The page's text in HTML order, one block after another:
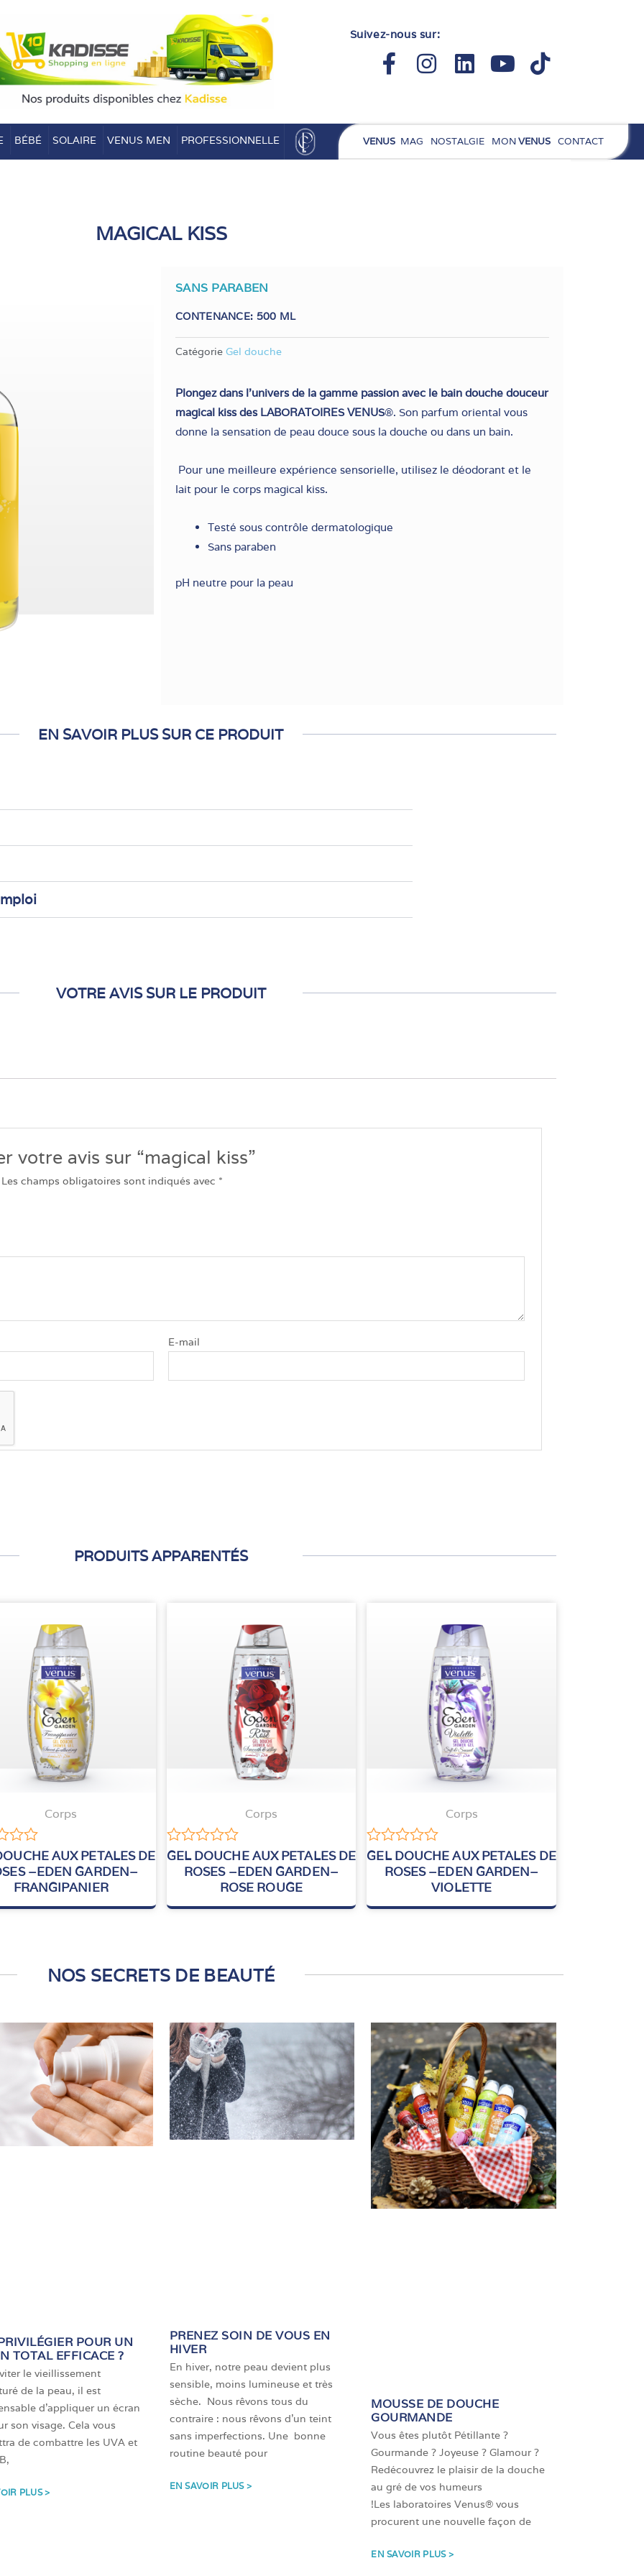
Suivez-nous sur:
Facebook-
f
Instagram
Linkedin
Youtube
Tiktok
BÉBÉ SOLAIRE VENUS MEN PROFESSIONNELLE VENUS MAG NOSTALGIE MONVENUS CONTACT
MAGICAL KISS
SANS PARABEN
CONTENANCE: 500 ML
Catégorie Gel douche
Plongez dans l’univers de la gamme passion avec le bain douche douceur
magical kiss des LABORATOIRES VENUS®. Son parfum oriental vous
donne la sensation de peau douce sous la douche ou dans un bain.
Pour une meilleure expérience sensorielle, utilisez le déodorant et le
lait pour le corps magical kiss.
Testé sous contrôle dermatologique
Sans paraben
pH neutre pour la peau
EN SAVOIR PLUS SUR CE PRODUIT
VOTRE AVIS SUR LE PRODUIT
votre avis sur “magical kiss”
Les champs obligatoires sont indiqués avec *
E-mail
PRODUITS APPARENTÉS
Corps
AUX PETALES DE
–EDEN GARDEN–
FRANGIPANIER
Corps
Note
GEL DOUCHE AUX PETALES DE
ROSES –EDEN GARDEN–
ROSE ROUGE
Corps
Note
GEL DOUCHE AUX PETALES DE
ROSES –EDEN GARDEN–
VIOLETTE
NOS SECRETS DE BEAUTÉ
POUR UN
TOTAL EFFICACE ?
le vieillissement
de la peau, il est
d’appliquer un écran
son visage. Cela vous
de combattre les UVA et
PLUS >
PRENEZ SOIN DE VOUS EN
HIVER
En hiver, notre peau devient plus
sensible, moins lumineuse et très
sèche. Nous rêvons tous du
contraire : nous rêvons d’un teint
sans imperfections. Une bonne
routine beauté pour
EN SAVOIR PLUS >
MOUSSE DE DOUCHE
GOURMANDE
Vous êtes plutôt Pétillante ?
Gourmande ? Joyeuse ? Glamour ?
Redécouvrez le plaisir de la douche
au gré de vos humeurs
!Les laboratoires Venus® vous
procurent une nouvelle façon de
EN SAVOIR PLUS >